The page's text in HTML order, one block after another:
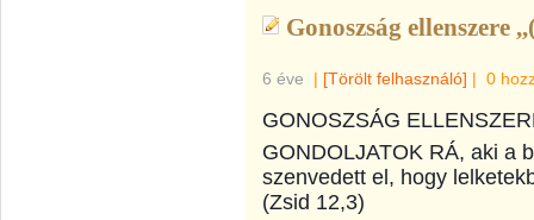
Gonoszság ellenszere
6 éve | [Törölt felhasználó] | 0
GONOSZSÁG
GONDOLJATOK RÁ, aki a
szenvedett el, hogy
(Zsid 12,3)